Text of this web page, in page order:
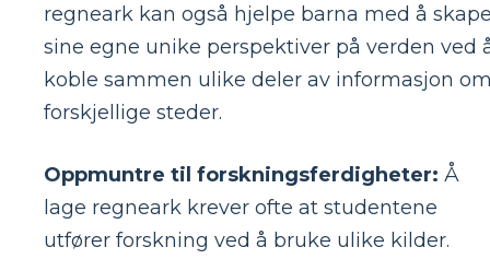
regneark kan også hjelpe barna med å
sine egne unike perspektiver på verden ved
koble sammen ulike deler av informasjon
forskjellige steder.
Oppmuntre til forskningsferdigheter: Å
lage regneark krever ofte at studentene
utfører forskning ved å bruke ulike kilder.